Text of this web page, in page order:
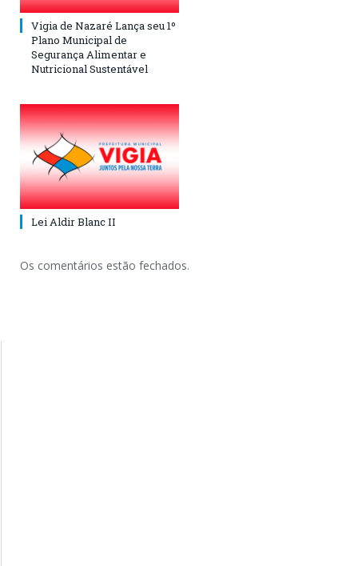
Vigia de Nazaré Lança seu 1º
Plano Municipal de
Segurança Alimentar e
Nutricional Sustentável
Lei Aldir Blanc II
Os comentários estão fechados.